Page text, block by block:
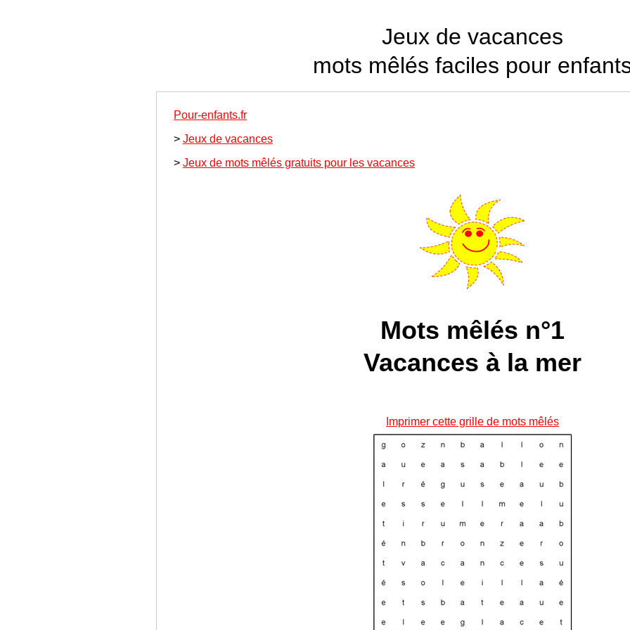
Jeux de vacances
mots mêlés faciles pour
Pour-enfants.fr
> Jeux de vacances
> Jeux de mots mêlés gratuits pour les vacances
Mots mêlés n°1
Vacances à la mer
Imprimer cette grille de mots mêlés